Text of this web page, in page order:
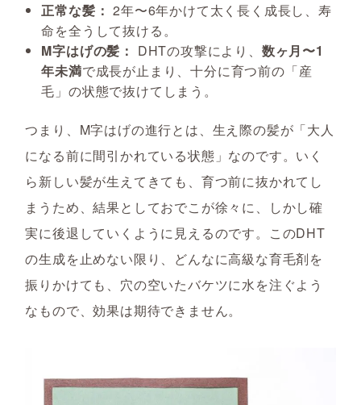
正常な髪： 2年〜6年かけて太く長く成長し、寿
命を全うして抜ける。
M字はげの髪： DHTの攻撃により、 数ヶ月〜1
年未満で成長が止まり、十分に育つ前の「産
毛」の状態で抜けてしまう。
つまり、M字はげの進行とは、生え際の髪が「大人
になる前に間引かれている状態」なのです。いく
ら新しい髪が生えてきても、育つ前に抜かれてし
まうため、結果としておでこが徐々に、しかし確
実に後退していくように見えるのです。このDHT
の生成を止めない限り、どんなに高級な育毛剤を
振りかけても、穴の空いたバケツに水を注ぐよう
なもので、効果は期待できません。